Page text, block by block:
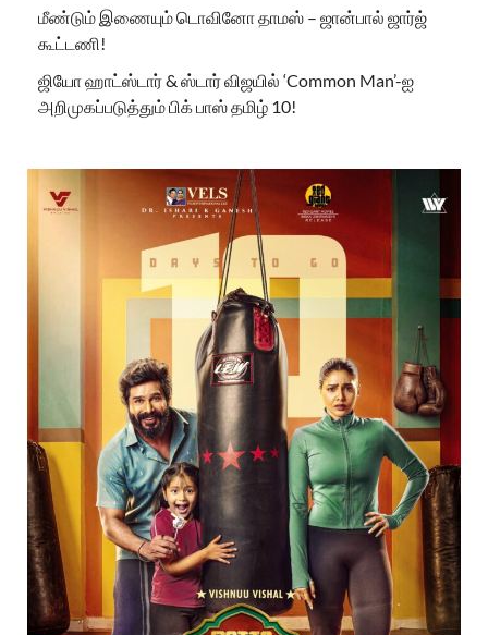
மீண்டும் இணையும் டொவினோ தாமஸ் – ஜான்பால் ஜார்ஜ்
கூட்டணி!
ஜியோ ஹாட்ஸ்டார் & ஸ்டார் விஜயில் ‘Common Man’-ஐ
அறிமுகப்படுத்தும் பிக் பாஸ் தமிழ் 10!